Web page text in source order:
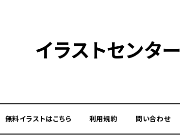
イラストセンター
無料イラストはこちら 利用規約 問い合わせ